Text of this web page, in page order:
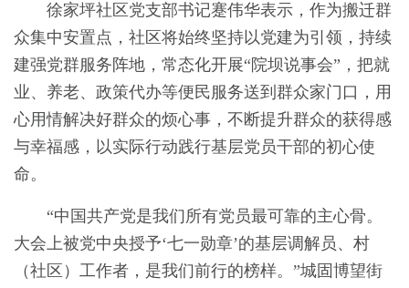
徐家坪社区党支部书记蹇伟华表示，作为搬迁群
众集中安置点，社区将始终坚持以党建为引领，持续
建强党群服务阵地，常态化开展“院坝说事会”，把就
业、养老、政策代办等便民服务送到群众家门口，用
心用情解决好群众的烦心事，不断提升群众的获得感
与幸福感，以实际行动践行基层党员干部的初心使
命。
“中国共产党是我们所有党员最可靠的主心骨。
大会上被党中央授予‘七一勋章’的基层调解员、村
（社区）工作者，是我们前行的榜样。”城固博望街